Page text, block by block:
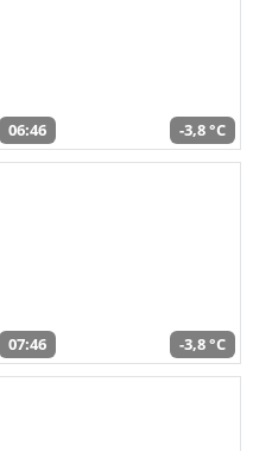
06:46 -3,8 °C
07:46 -3,8 °C